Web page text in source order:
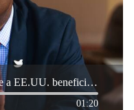
Colombia pide formalmente a EE.UU. beneficios migratorios para los colombianos
01:20